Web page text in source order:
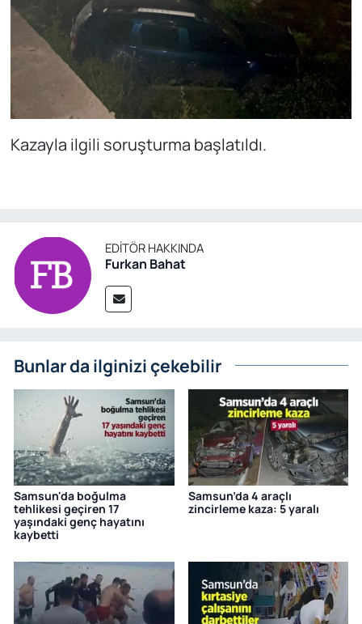
Kazayla ilgili soruşturma başlatıldı.
EDITÖR HAKKINDA
Furkan Bahat
Bunlar da ilginizi çekebilir
Samsun'da boğulma
tehlikesi geçiren 17
yaşındaki genç hayatını
kaybetti
Samsun’da 4 araçlı
zincirleme kaza: 5 yaralı